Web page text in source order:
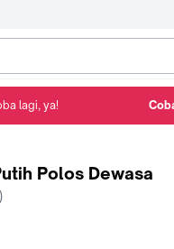
Polos Dewasa
lagi, ya!